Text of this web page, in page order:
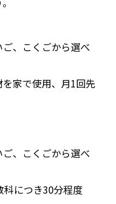
、こくごから選べ
家で使用、月1回先
、こくごから選べ
につき30分程度